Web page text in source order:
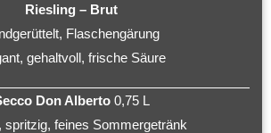
Riesling – Brut
Flaschengärung
gehaltvoll, frische Säure
Don Alberto0,75 L
spritzig, feines Sommergetränk